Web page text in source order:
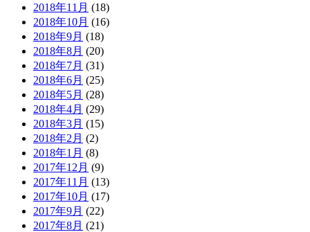
2018年11月 (18)
2018年10月 (16)
2018年9月 (18)
2018年8月 (20)
2018年7月 (31)
2018年6月 (25)
2018年5月 (28)
2018年4月 (29)
2018年3月 (15)
2018年2月 (2)
2018年1月 (8)
2017年12月 (9)
2017年11月 (13)
2017年10月 (17)
2017年9月 (22)
2017年8月 (21)